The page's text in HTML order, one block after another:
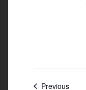
PreviousEvents